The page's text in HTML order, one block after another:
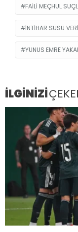
FAILI MEÇHUL
INTIHAR SÜSÜ
YUNUS EMRE
İLGİNİZİ